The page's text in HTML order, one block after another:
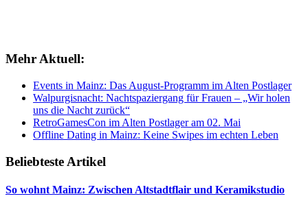
Mehr Aktuell:
Events in Mainz: Das August-Programm im Alten Postlager
Walpurgisnacht: Nachtspaziergang für Frauen – „Wir holen
uns die Nacht zurück“
RetroGamesCon im Alten Postlager am 02. Mai
Offline Dating in Mainz: Keine Swipes im echten Leben
Beliebteste Artikel
So wohnt Mainz: Zwischen Altstadtflair und Keramikstudio